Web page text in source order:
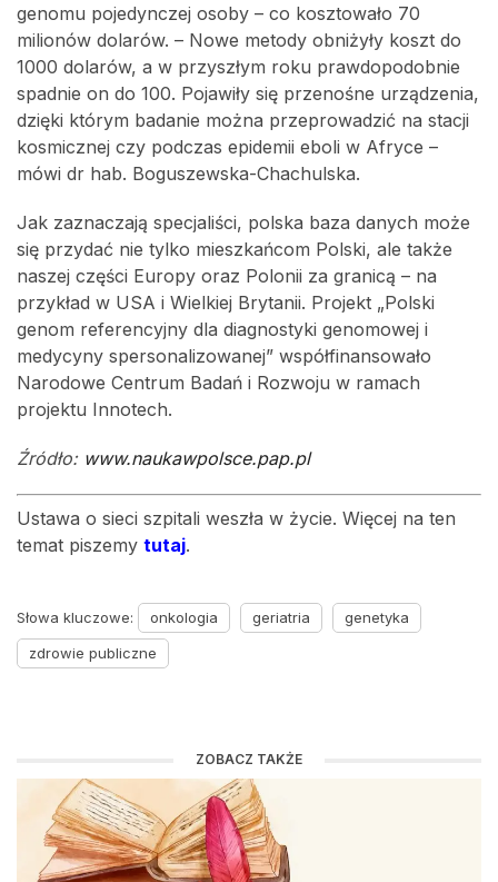
genomu pojedynczej osoby – co kosztowało 70
milionów dolarów. – Nowe metody obniżyły koszt do
1000 dolarów, a w przyszłym roku prawdopodobnie
spadnie on do 100. Pojawiły się przenośne urządzenia,
dzięki którym badanie można przeprowadzić na stacji
kosmicznej czy podczas epidemii eboli w Afryce –
mówi dr hab. Boguszewska-Chachulska.
Jak zaznaczają specjaliści, polska baza danych może
się przydać nie tylko mieszkańcom Polski, ale także
naszej części Europy oraz Polonii za granicą – na
przykład w USA i Wielkiej Brytanii. Projekt „Polski
genom referencyjny dla diagnostyki genomowej i
medycyny spersonalizowanej” współfinansowało
Narodowe Centrum Badań i Rozwoju w ramach
projektu Innotech.
Źródło: www.naukawpolsce.pap.pl
Ustawa o sieci szpitali weszła w życie. Więcej na ten
temat piszemy tutaj.
Słowa kluczowe: onkologia geriatria
genetyka
zdrowie publiczne
ZOBACZ TAKŻE